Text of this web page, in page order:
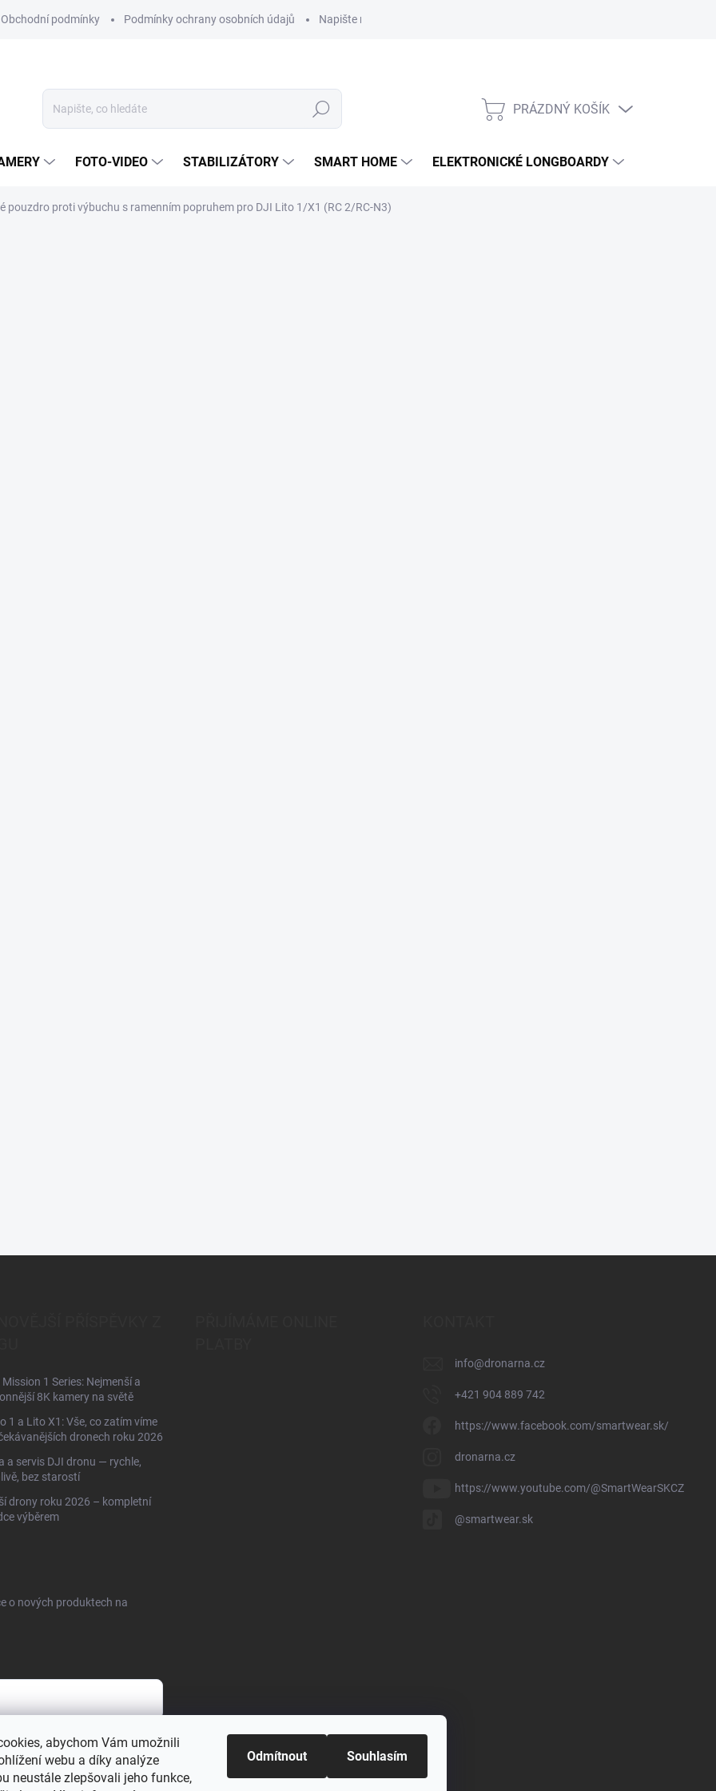
abychom Vám umožnili
webu a díky analýze
neustále zlepšovali jeho funkce,
Odmítnout Souhlasím
Obchodní podmínky Podmínky ochrany osobních údajů Napište nám
Hledat
NÁKUPNÍ
PRÁZDNÝ KOŠÍK
FOTO-VIDEO STABILIZÁTORY SMART HOME ELEKTRONICKÉ LONGBOARDY
pouzdro proti výbuchu s ramenním popruhem pro DJI Lito 1/X1 (RC 2/RC-N3)
1 Series: Nejmenší a
8K kamery na světě
1 a Lito X1: Vše, co zatím víme
dronech roku 2026
a servis DJI dronu — rychle,
bez starostí
drony roku 2026 – kompletní
výběrem
info@dronarna.cz
+421 904 889 742
https://www.facebook.com/smartwear.sk/
dronarna.cz
https://www.youtube.com/@SmartWearSKCZ
@smartwear.sk
o nových produktech na
údajů